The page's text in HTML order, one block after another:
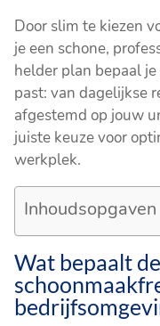
Door slim te kiezen
je een schone,
helder plan bepaal
past: van dagelijkse
afgestemd op jouw
juiste keuze voor
werkplek.
Inhoudsopgaven
Wat bepaalt